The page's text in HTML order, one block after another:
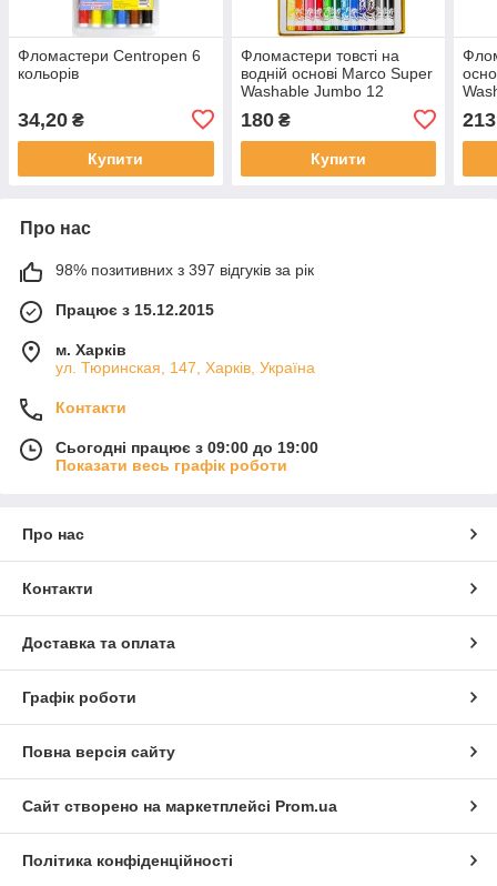
Фломастери Centropen 6
кольорів
34,20 ₴
Купити
Фломастери товсті на
водній основі Marco Super
Washable Jumbo 12
180₴
Купити
Про нас
98% позитивних з 397 відгуків за рік
Працює з 15.12.2015
м. Харків
ул. Тюринская, 147, Харків, Україна
Контакти
Сьогодні працює з 09:00 до 19:00
Показати весь графік роботи
Про нас
Контакти
Доставка та оплата
Графік роботи
Повна версія сайту
Сайт створено на маркетплейсі Prom.ua
Політика конфіденційності